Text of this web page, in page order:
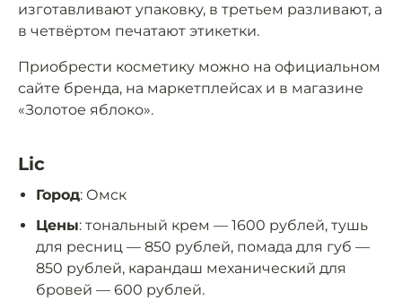
изготавливают упаковку, в третьем разливают, а
в четвёртом печатают этикетки.
Приобрести косметику можно на официальном
сайте бренда, на маркетплейсах и в магазине
«Золотое яблоко».
Lic
Город: Омск
Цены: тональный крем — 1600 рублей, тушь
для ресниц — 850 рублей, помада для губ —
850 рублей, карандаш механический для
бровей — 600 рублей.